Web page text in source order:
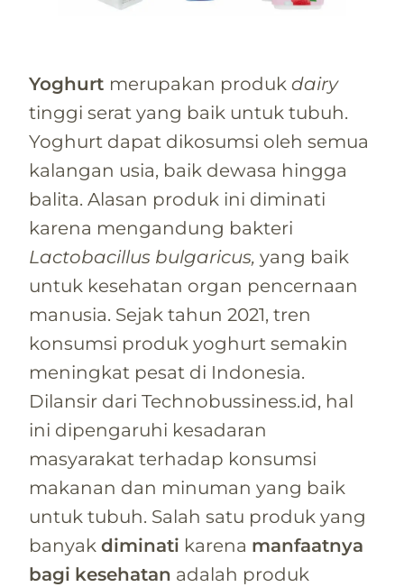
Yoghurt merupakan produk dairy
tinggi serat yang baik untuk tubuh.
Yoghurt dapat dikosumsi oleh semua
kalangan usia, baik dewasa hingga
balita. Alasan produk ini diminati
karena mengandung bakteri
Lactobacillus bulgaricus, yang baik
untuk kesehatan organ pencernaan
manusia. Sejak tahun 2021, tren
konsumsi produk yoghurt semakin
meningkat pesat di Indonesia.
Dilansir dari Technobussiness.id, hal
ini dipengaruhi kesadaran
masyarakat terhadap konsumsi
makanan dan minuman yang baik
untuk tubuh. Salah satu produk yang
banyak diminati karena manfaatnya
bagi kesehatan adalah produk